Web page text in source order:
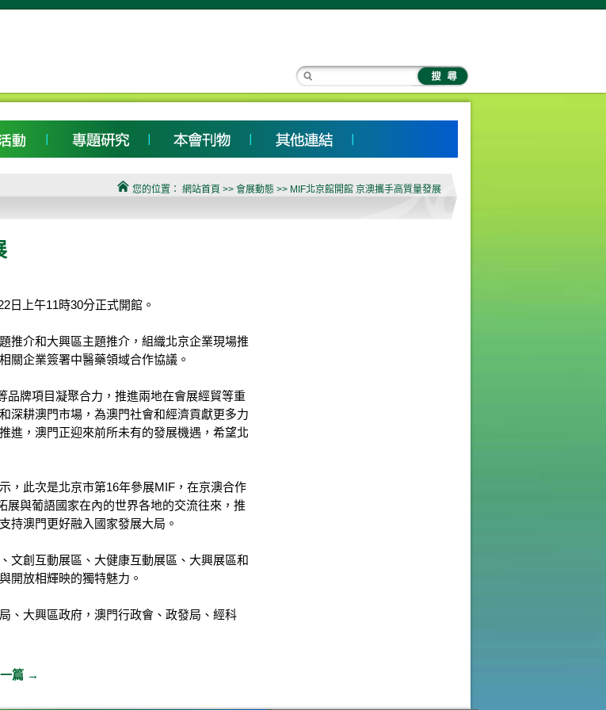
您的位置： 網站首頁 >> 會展動態 >> MIF北京館開館 京澳攜手高質量發展
日上午11時30分正式開館。
推介和大興區主題推介，組織北京企業現場推
關企業簽署中醫藥領域合作協議。
品牌項目凝聚合力，推進兩地在會展經貿等重
深耕澳門市場，為澳門社會和經濟貢獻更多力
進，澳門正迎來前所未有的發展機遇，希望北
，此次是北京市第16年參展MIF，在京澳合作
與葡語國家在內的世界各地的交流往來，推
持澳門更好融入國家發展大局。
文創互動展區、大健康互動展區、大興展區和
開放相輝映的獨特魅力。
、大興區政府，澳門行政會、政發局、經科
篇 →